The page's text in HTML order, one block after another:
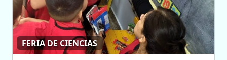
FERIA DE CIENCIAS